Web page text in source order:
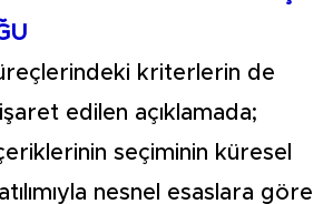
kriterlerin de
edilen açıklamada;
seçiminin küresel
nesnel esaslara göre